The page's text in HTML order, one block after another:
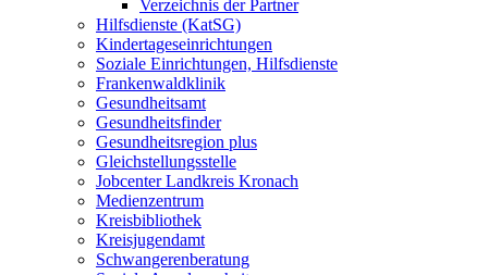
Verzeichnis der Partner
Hilfsdienste (KatSG)
Kindertageseinrichtungen
Soziale Einrichtungen, Hilfsdienste
Frankenwaldklinik
Gesundheitsamt
Gesundheitsfinder
Gesundheitsregion plus
Gleichstellungsstelle
Jobcenter Landkreis Kronach
Medienzentrum
Kreisbibliothek
Kreisjugendamt
Schwangerenberatung